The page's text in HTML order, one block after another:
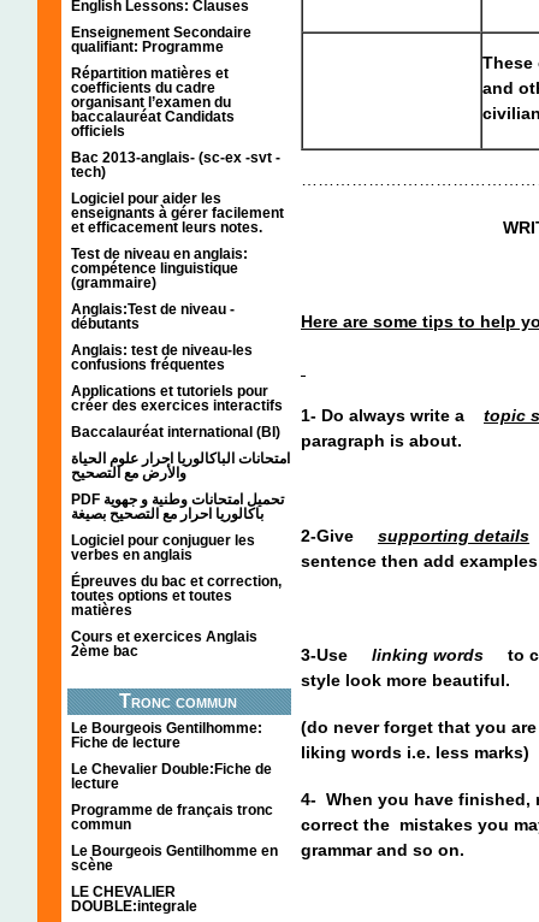
English Lessons: Clauses
Enseignement Secondaire
qualifiant: Programme
Répartition matières et
coefficients du cadre
organisant l’examen du
baccalauréat Candidats
officiels
Bac 2013-anglais- (sc-ex -svt -
tech)
Logiciel pour aider les
enseignants à gérer facilement
et efficacement leurs notes.
Test de niveau en anglais:
compétence linguistique
(grammaire)
Anglais:Test de niveau -
débutants
Anglais: test de niveau-les
confusions fréquentes
Applications et tutoriels pour
créer des exercices interactifs
Baccalauréat international (BI)
امتحانات الباكالوريا احرار علوم الحياة
والأرض مع التصحيح
PDF تحميل امتحانات وطنية و جهوية
باكالوريا احرار مع التصحيح بصيغة
Logiciel pour conjuguer les
verbes en anglais
Épreuves du bac et correction,
toutes options et toutes
matières
Cours et exercices Anglais
2ème bac
Tronc commun
Le Bourgeois Gentilhomme:
Fiche de lecture
Le Chevalier Double:Fiche de
lecture
Programme de français tronc
commun
Le Bourgeois Gentilhomme en
scène
LE CHEVALIER
DOUBLE:integrale
These
and
Here are some tips to help
1- Do always write a topic
paragraph is about.
2-Give supporting details
sentence then add
3-Use linking words
to
style look more beautiful.
(do never forget that you
liking words i.e. less marks)
4- When you have
correct the mistakes you
grammar and so on.